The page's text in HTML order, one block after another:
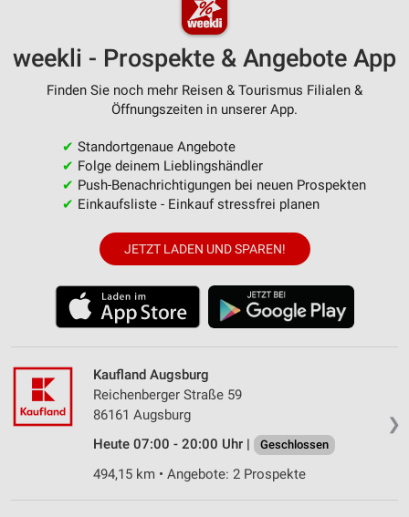
weekli - Prospekte & Angebote App
Finden Sie noch mehr Reisen & Tourismus Filialen &
Öffnungszeiten in unserer App.
✔ Standortgenaue Angebote
✔ Folge deinem Lieblingshändler
✔ Push-Benachrichtigungen bei neuen Prospekten
✔ Einkaufsliste - Einkauf stressfrei planen
JETZT LADEN UND SPAREN!
❯
Kaufland Augsburg
Reichenberger Straße 59
86161 Augsburg
Heute 07:00 - 20:00 Uhr |
Geschlossen
494,15 km • Angebote: 2 Prospekte